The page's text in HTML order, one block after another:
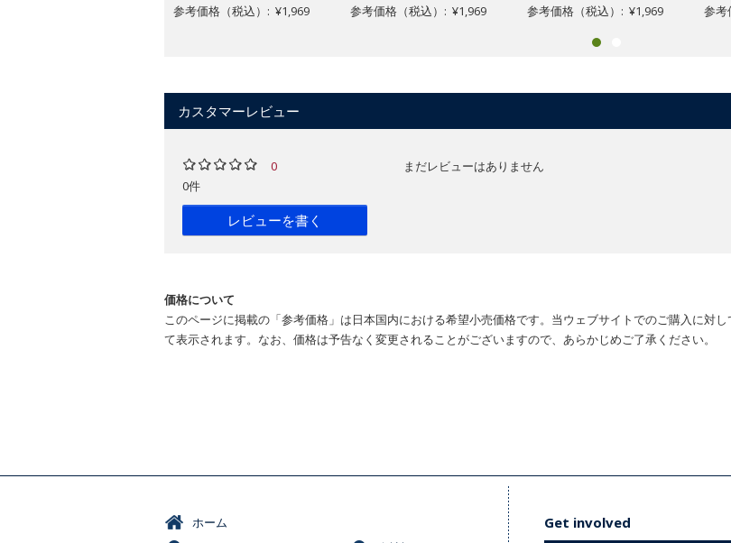
参考価格（税込）: ¥1,969
参考価格（税込）: ¥1,969
参考価格（税込）: ¥1,969
参考
カスタマーレビュー
0
0件
レビューを書く
まだレビューはありません
価格について
このページに掲載の「参考価格」は日本国内における希望小売価格です。当ウェブサイトでのご購入に対
て表示されます。なお、価格は予告なく変更されることがございますので、あらかじめご了承ください。
ホーム
Get involved